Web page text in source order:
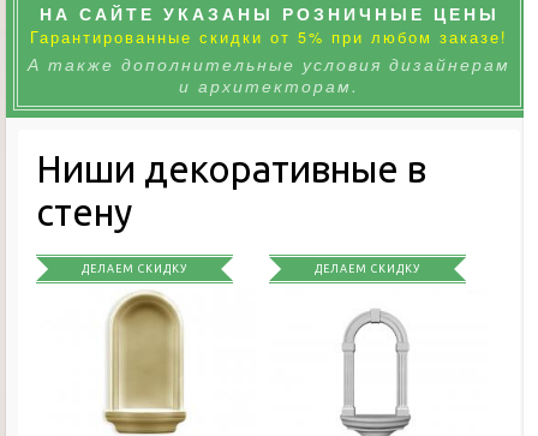
НА САЙТЕ УКАЗАНЫ РОЗНИЧНЫЕ ЦЕНЫ
Гарантированные скидки от 5% при любом заказе!
А также дополнительные условия дизайнерам
и архитекторам.
Ниши декоративные в
стену
ДЕЛАЕМ СКИДКУ ДЕЛАЕМ СКИДКУ